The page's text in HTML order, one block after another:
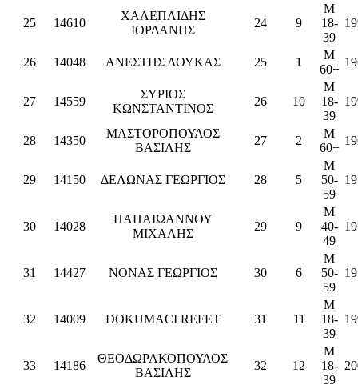
25 14610
ΧΑΛΕΠΛΙΔΗΣ
ΙΟΡΔΑΝΗΣ
24 9
M
18-
39
26 14048 ΑΝΕΣΤΗΣ ΛΟΥΚΑΣ 25 1
M
60+
27 14559
ΣΥΡΙΟΣ
ΚΩΝΣΤΑΝΤΙΝΟΣ
26 10
M
18-
39
28 14350
ΜΑΣΤΟΡΟΠΟΥΛΟΣ
ΒΑΣΙΛΗΣ
27 2
M
60+
29 14150 ΔΕΛΩΝΑΣ ΓΕΩΡΓΙΟΣ 28 5
M
50-
59
30 14028
ΠΑΠΑΙΩΑΝΝΟΥ
ΜΙΧΑΛΗΣ
29 9
M
40-
49
31 14427 ΝΟΝΑΣ ΓΕΩΡΓΙΟΣ 30 6
M
50-
59
32 14009 DOKUMACI REFET 31 11
M
18-
39
33 14186
ΘΕΟΔΩΡΑΚΟΠΟΥΛΟΣ
ΒΑΣΙΛΗΣ
32 12
M
18-
39